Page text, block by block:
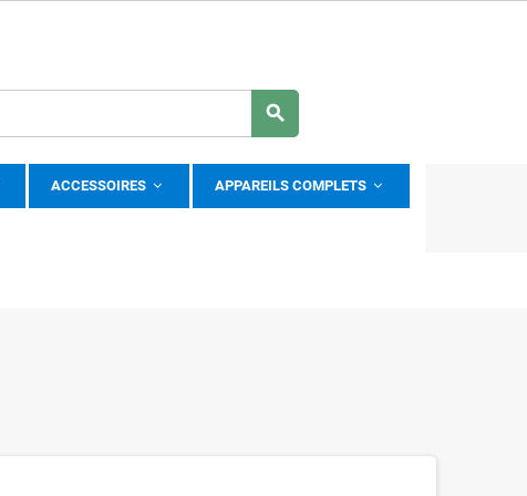
search
ACCESSOIRES APPAREILS COMPLETS